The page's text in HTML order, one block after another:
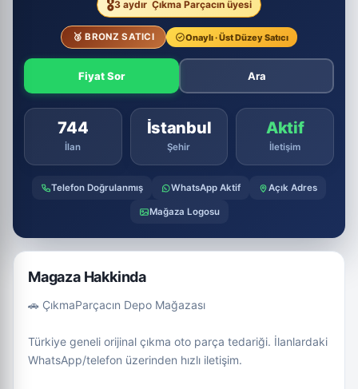
🎖️3 aydır Çıkma Parçacın üyesi
Onaylı · Üst Düzey Satıcı
🥉 BRONZ SATICI
Fiyat Sor Ara
744
İlan
İstanbul
Şehir
Aktif
İletişim
Telefon Doğrulanmış WhatsApp Aktif Açık Adres
Mağaza Logosu
Magaza Hakkinda
🚗 ÇıkmaParçacın Depo Mağazası
Türkiye geneli orijinal çıkma oto parça tedariği. İlanlardaki
WhatsApp/telefon üzerinden hızlı iletişim.